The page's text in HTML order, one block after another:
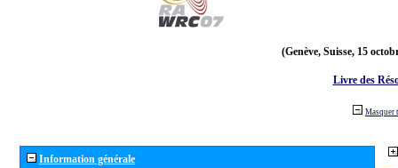
(Genève, Suisse, 15
Livre des
Masquer
Information générale